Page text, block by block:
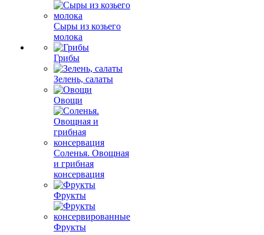
Сыры из козьего
молока
Грибы
Зелень, салаты
Овощи
Соленья. Овощная
и грибная
консервация
Фрукты
Фрукты